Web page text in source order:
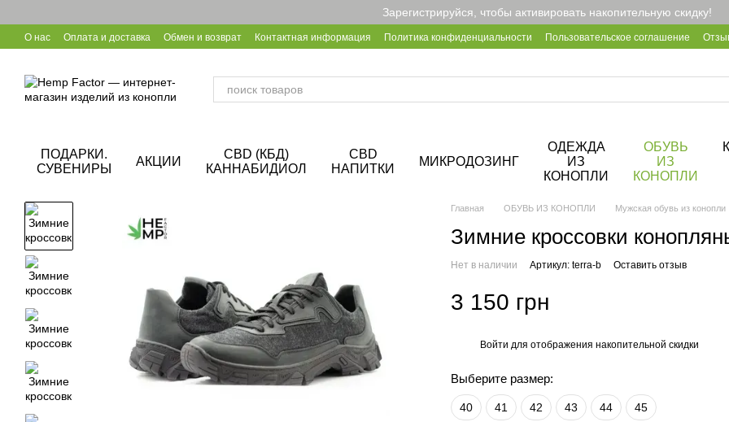
Зарегистрируйся, чтобы активировать накопительную скидку!
О нас Оплата и доставка Обмен и возврат Контактная информация Политика конфиденциальности Пользовательское соглашение
ПОДАРКИ.
СУВЕНИРЫ
АКЦИИ
CBD (КБД)
КАННАБИДИОЛ
CBD
НАПИТКИ
МИКРОДОЗИНГ
ОДЕЖДА
ИЗ
КОНОПЛИ
ОБУВЬ
ИЗ
КОНОПЛИ
Главная ОБУВЬ ИЗ КОНОПЛИ Мужская обувь из конопли
Зимние кроссовки
Нет в наличии Артикул: terra-b Оставить отзыв
3 150 грн
Войти для отображения накопительной скидки
Выберите размер:
40 41 42 43 44 45